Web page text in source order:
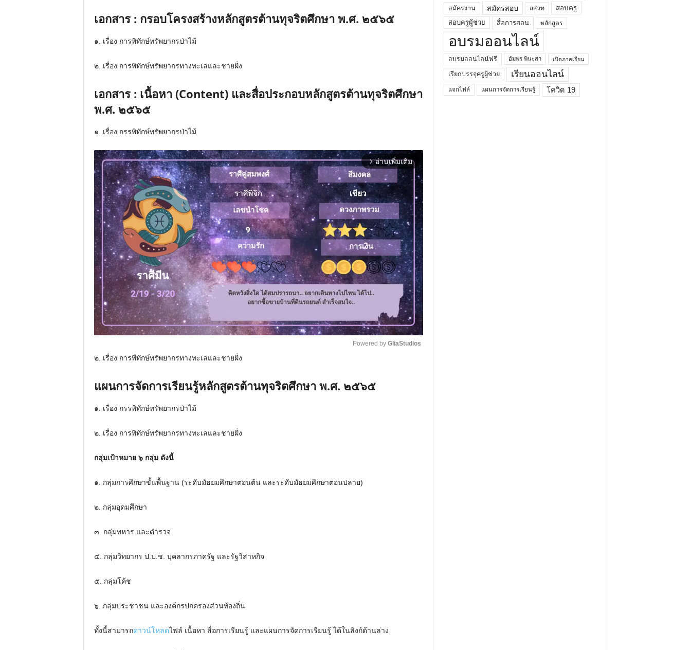
เอกสาร : กรอบโครงสร้างหลักสูตรต้านทุจริตศึกษา พ.ศ. ๒๕๖๕
๑. เรื่อง การพิทักษ์ทรัพยากรป่าไม้
๒. เรื่อง การพิทักษ์ทรัพยากรทางทะเลและชายฝั่ง
เอกสาร : เนื้อหา (Content) และสื่อประกอบหลักสูตรต้านทุจริตศึกษา
พ.ศ. ๒๕๖๕
๑. เรื่อง กรรพิทักษ์ทรัพยากรป่าไม้
arrow_forward_ios อ่านเพิ่มเติม
u
Powered by GliaStudios
๒. เรื่อง การพืทักษ์ทรัพยากรทางทะเลและชายฝั่ง
แผนการจัดการเรียนรู้หลักสูตรต้านทุจริตศึกษา พ.ศ. ๒๕๖๕
๑. เรื่อง กรรพิทักษ์ทรัพยากรป่าไม้
๒. เรื่อง การพิทักษ์ทรัพยากรทางทะเลและชายฝั่ง
กลุ่มเป้าหมาย ๖ กลุ่ม ดังนี้
๑. กลุ่มการศึกษาขั้นพื้นฐาน (ระดับมัธยมศึกษาตอนต้น และระดับมัธยมศึกษาตอนปลาย)
๒. กลุ่มอุดมศึกษา
๓. กลุ่มทหาร และตำรวจ
๔. กลุ่มวิทยากร ป.ป.ช. บุคลากรภาครัฐ และรัฐวิสาหกิจ
๕. กลุ่มโค้ช
๖. กลุ่มประชาชน และองค์กรปกครองส่วนท้องถิ่น
ทั้งนี้สามารถดาวน์โหลดไฟล์ เนื้อหา สื่อการเรียนรู้ และแผนการจัดการเรียนรู้ ได้ในลิงก์ด้านล่าง
สมัครงาน สมัครสอบ สสวท
สอบครู
สอบครูผู้ช่วย
สื่อการสอน หลักสูตร
อบรมออนไลน์
อบรมออนไลน์ฟรี อัมพร พินะสา เปิดภาคเรียน
เรียกบรรจุครูผู้ช่วย เรียนออนไลน์
แจกไฟล์ แผนการจัดการเรียนรู้ โควิด 19